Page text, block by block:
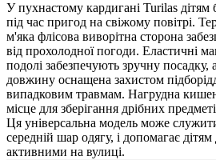
У пухнастому кардигані Turilas дітям
під час пригод на свіжому повітрі.
м'яка флісова виворітна сторона
від прохолодної погоди. Еластичні
подолі забезпечують зручну
довжину оснащена захистом
випадковим травмам. Нагрудна
місце для зберігання дрібних
Ця універсальна модель може
середній шар одягу, і допомагає
активними на вулиці.